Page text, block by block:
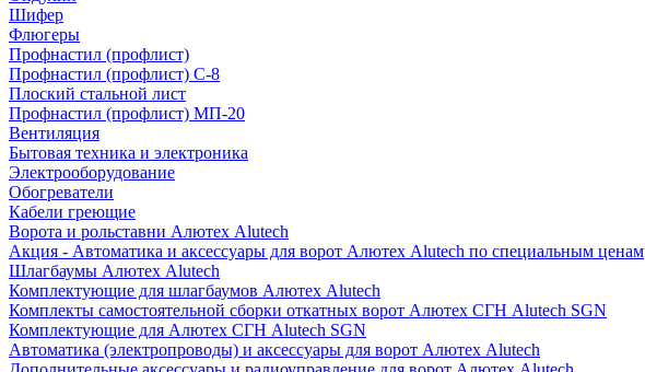
Шифер
Флюгеры
Профнастил (профлист)
Профнастил (профлист) С-8
Плоский стальной лист
Профнастил (профлист) МП-20
Вентиляция
Бытовая техника и электроника
Электрооборудование
Обогреватели
Кабели греющие
Ворота и рольставни Алютех Alutech
Акция - Автоматика и аксессуары для ворот Алютех Alutech по специальным ценам
Шлагбаумы Алютех Alutech
Комплектующие для шлагбаумов Алютех Alutech
Комплекты самостоятельной сборки откатных ворот Алютех СГН Alutech SGN
Комплектующие для Алютех СГН Alutech SGN
Автоматика (электропроводы) и аксессуары для ворот Алютех Alutech